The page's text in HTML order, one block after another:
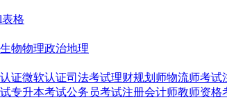
表格
生物物理政治地理
证微软认证司法考试理财规划师物流师考试
专升本考试公务员考试注册会计师教师资格